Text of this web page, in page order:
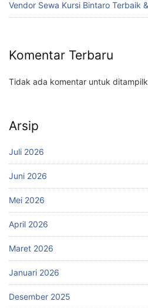
Vendor Sewa Kursi Bintaro Terbaik
Komentar Terbaru
Tidak ada komentar untuk
Arsip
Juli 2026
Juni 2026
Mei 2026
April 2026
Maret 2026
Januari 2026
Desember 2025